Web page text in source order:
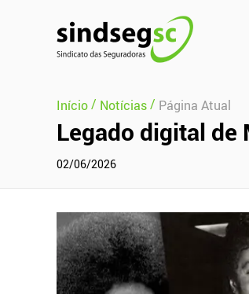
Início/ Notícias/ Página Atual
Legado digital de
02/06/2026